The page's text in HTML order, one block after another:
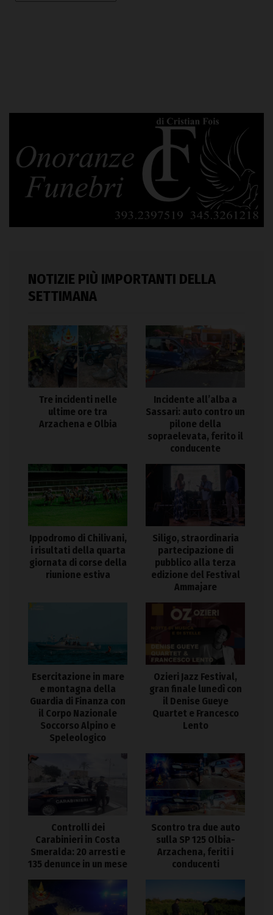
NOTIZIE PIÙ IMPORTANTI DELLA
SETTIMANA
Tre incidenti nelle
ultime ore tra
Arzachena e Olbia
Incidente all’alba a
Sassari: auto contro un
pilone della
sopraelevata, ferito il
conducente
Ippodromo di Chilivani,
i risultati della quarta
giornata di corse della
riunione estiva
Siligo, straordinaria
partecipazione di
pubblico alla terza
edizione del Festival
Ammajare
Esercitazione in mare
e montagna della
Guardia di Finanza con
il Corpo Nazionale
Soccorso Alpino e
Speleologico
Ozieri Jazz Festival,
gran finale lunedì con
il Denise Gueye
Quartet e Francesco
Lento
Controlli dei
Carabinieri in Costa
Smeralda: 20 arresti e
135 denunce in un mese
Scontro tra due auto
sulla SP 125 Olbia-
Arzachena, feriti i
conducenti